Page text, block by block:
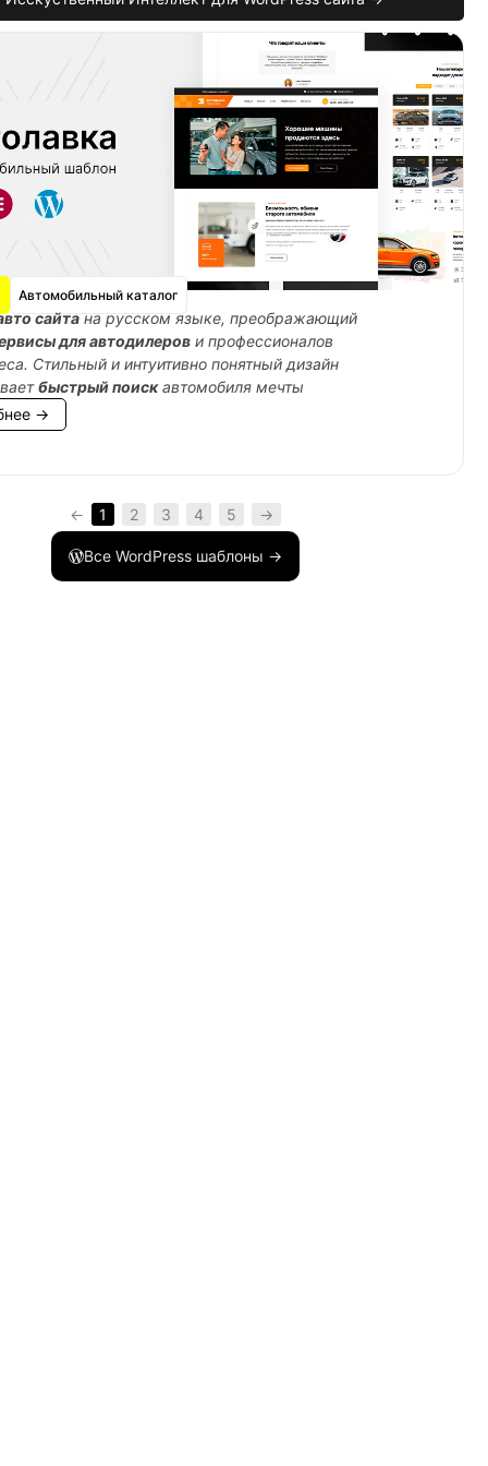
Автомобильный каталог
сайта на русском языке, преображающий
для автодилеров и профессионалов
Стильный и интуитивно понятный дизайн
быстрый поискавтомобиля мечты
→
← 1 2 3 4 5 →
Все WordPress шаблоны →